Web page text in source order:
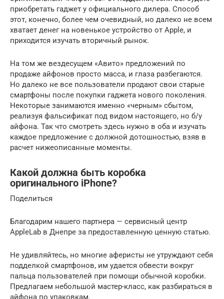
приобретать гаджет у официального дилера. Способ
этот, конечно, более чем очевидный, но далеко не всем
хватает денег на новенькое устройство от Apple, и
приходится изучать вторичный рынок.
На том же вездесущем «Авито» предложений по
продаже айфонов просто масса, и глаза разбегаются.
Но далеко не все пользователи продают свои старые
смартфоны после покупки гаджета нового поколения.
Некоторые занимаются именно «черным» сбытом,
реализуя фальсификат под видом настоящего, но б/у
айфона. Так что смотреть здесь нужно в оба и изучать
каждое предложение с должной дотошностью, взяв в
расчет нижеописанные моменты.
Какой должна быть коробка
оригинального iPhone?
Поделиться
Благодарим нашего партнера — сервисный центр
AppleLab в Днепре за предоставленную ценную статью.
Не удивляйтесь, но многие аферисты не утруждают себя
подделкой смартфонов, им удается обвести вокруг
пальца пользователей при помощи обычной коробки.
Предлагаем небольшой мастер-класс, как разбираться в
айфона по упаковкам.